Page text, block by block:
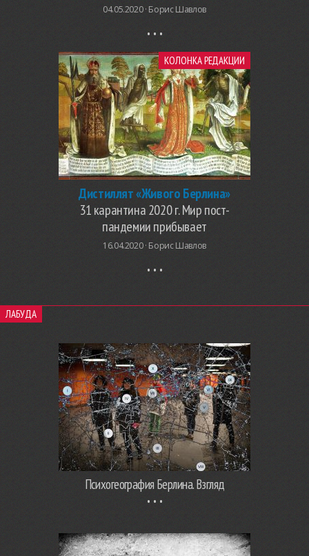
04.05.2020 · Борис Шавлов
КОЛОНКА РЕДАКЦИИ
Дистиллят «Живого Берлина»
31 карантина 2020 г. Мир пост-
пандемии прибывает
16.04.2020 · Борис Шавлов
ЛАБУДА
Психогеография Берлина. Взгляд